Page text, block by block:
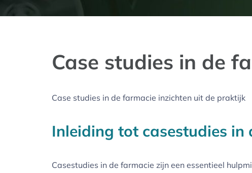
Case studies in de
Case studies in de farmacie inzichten uit de praktijk
Inleiding tot casestudies in
Casestudies in de farmacie zijn een essentieel